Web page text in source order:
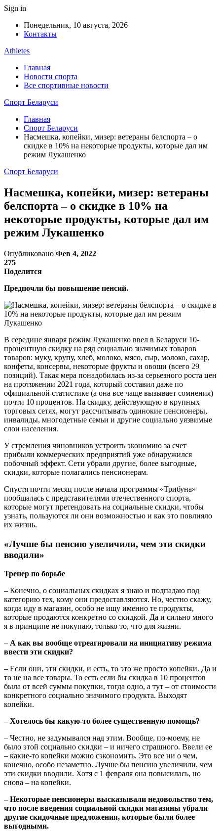
Sign in
Понедельник, 10 августа, 2026
Контакты
Athletes
Главная
Новости спорта
Все спортивные новости
Спорт Беларуси
Главная
Спорт Беларуси
Насмешка, копейки, мизер: ветераны белспорта – о
скидке в 10% на некоторые продукты, которые дал им
режим Лукашенко
Спорт Беларуси
Насмешка, копейки, мизер: ветераны
белспорта – о скидке в 10% на
некоторые продукты, которые дал им
режим Лукашенко
Опубликовано Фев 4, 2022
275
Поделится
Предпочли бы повышение пенсий.
В середине января режим Лукашенко ввел в Беларуси 10-
процентную скидку на ряд социально значимых товаров
товаров: муку, крупу, хлеб, молоко, мясо, сыр, молоко, сахар,
конфеты, консервы, некоторые фрукты и овощи (всего 29
позиций). Такая мера понадобилась из-за серьезного роста цен
на протяжении 2021 года, который составил даже по
официальной статистике (а она все чаще вызывает сомнения)
почти 10 процентов. На скидку, действующую в крупных
торговых сетях, могут рассчитывать одинокие пенсионеры,
инвалиды, многодетные семьи и другие социально уязвимые
слои населения.
У стремления чиновников устроить экономию за счет
прибыли коммерческих предприятий уже обнаружился
побочный эффект. Сети убрали другие, более выгодные,
скидки, которые полагались пенсионерам.
Спустя почти месяц после начала программы «Трибуна»
пообщалась с представителями отечественного спорта,
которые могут претендовать на социальные скидки, чтобы
узнать, пользуются ли они возможностью и как это повлияло
их жизнь.
«Лучше бы пенсию увеличили, чем эти скидки
вводили»
Тренер по борьбе
– Конечно, о социальных скидках я знаю и подпадаю под
категорию тех, кому они предоставляются. Но, честно скажу,
когда иду в магазин, особо не ищу именно те продукты,
которые продаются конкретно со скидкой. Да и сильно много
я в принципе не покупаю, только то, что для жизни.
– А как вы вообще отреагировали на инициативу режима
ввести эти скидки?
– Если они, эти скидки, и есть, то это же просто копейки. Да и
то не на все товары. То есть если бы скидка в 10 процентов
была от всей суммы покупки, тогда одно, а тут – от стоимости
конкретного социально значимого продукта. Выходят
копейки.
– Хотелось бы какую-то более существенную помощь?
– Честно, не задумывался над этим. Вообще, по-моему, не
было этой социально скидки – и ничего страшного. Ввели ее
– какие-то копейки можно сэкономить. Это все ни о чем,
конечно, особо незаметно. Лучше бы пенсию увеличили, чем
эти скидки вводили. Хотя с 1 февраля она повысилась, но
снова – на копейки.
– Некоторые пенсионеры высказывали недовольство тем,
что после введения социальной скидки магазины убрали
другие скидочные предложения, которые были более
выгодными.